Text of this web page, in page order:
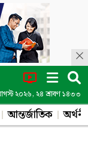
২০২৬, ২৪ শ্রাবণ ১৪৩৩
আন্তর্জাতিক